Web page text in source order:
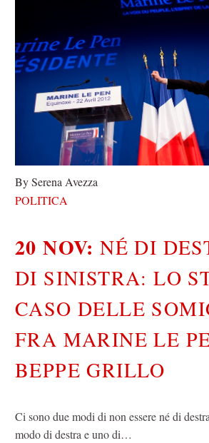
By Serena Avezza
POLITICA
20 NOV:NÉ DI
DI SINISTRA: LO
CASO DELLE
FRA MARINE LE
BEPPE GRILLO
Ci sono due modi di non essere né di
modo di destra e uno di…